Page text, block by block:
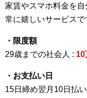
家賃やスマホ料金を
常に嬉しいサービスで
・限度額
29歳までの社会人 : 10
・お支払い日
15日締め翌月10日払い